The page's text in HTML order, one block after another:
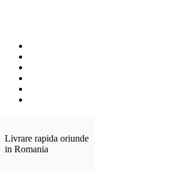
Livrare rapida oriunde
in Romania